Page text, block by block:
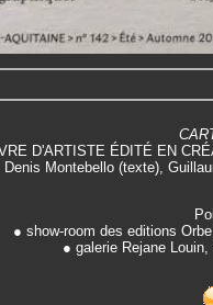
D'ARTISTE ÉDITÉ EN
Denis Montebello (texte),
● show-room des editions
● galerie Rejane